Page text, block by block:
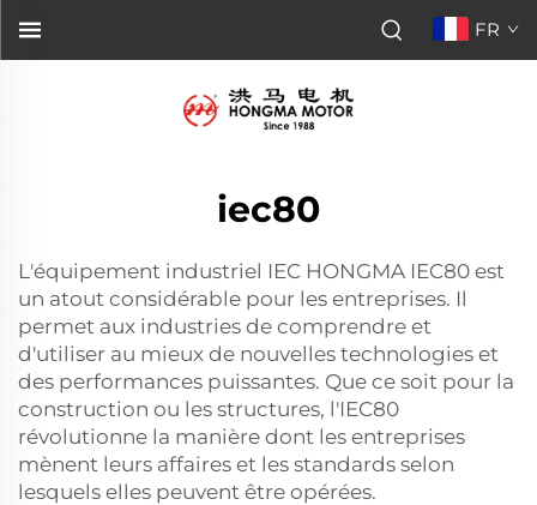
FR
iec80
L'équipement industriel IEC HONGMA IEC80 est
un atout considérable pour les entreprises. Il
permet aux industries de comprendre et
d'utiliser au mieux de nouvelles technologies et
des performances puissantes. Que ce soit pour la
construction ou les structures, l'IEC80
révolutionne la manière dont les entreprises
mènent leurs affaires et les standards selon
lesquels elles peuvent être opérées.